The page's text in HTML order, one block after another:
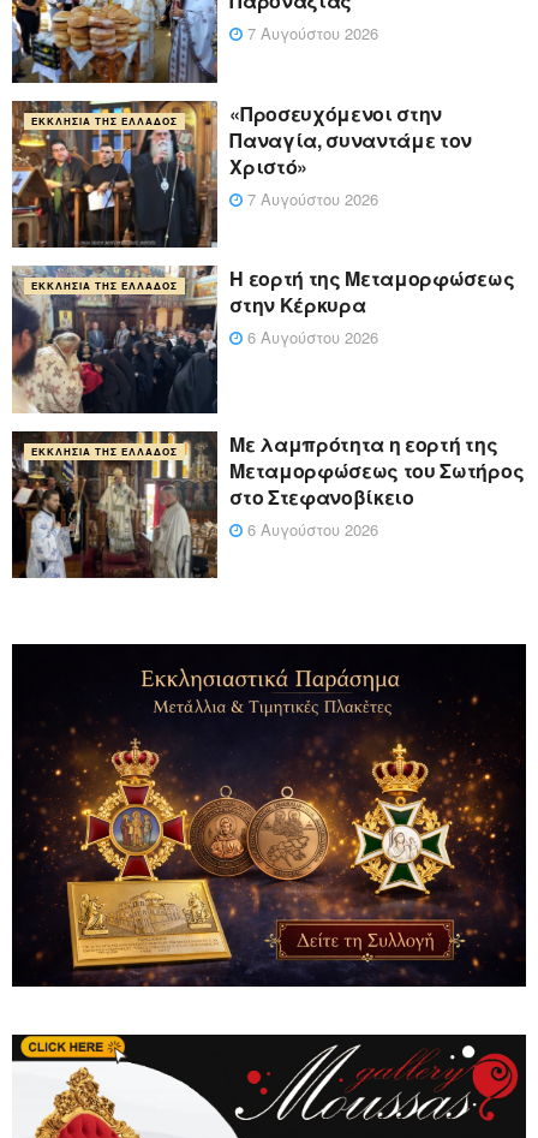
7 Αυγούστου 2026
ΕΚΚΛΗΣΊΑ ΤΗΣ ΕΛΛΆΔΟΣ
«Προσευχόμενοι στην
Παναγία, συναντάμε τον
Χριστό»
7 Αυγούστου 2026
ΕΚΚΛΗΣΊΑ ΤΗΣ ΕΛΛΆΔΟΣ
Η εορτή της Μεταμορφώσεως
στην Κέρκυρα
6 Αυγούστου 2026
ΕΚΚΛΗΣΊΑ ΤΗΣ ΕΛΛΆΔΟΣ
Με λαμπρότητα η εορτή της
Μεταμορφώσεως του Σωτήρος
στο Στεφανοβίκειο
6 Αυγούστου 2026